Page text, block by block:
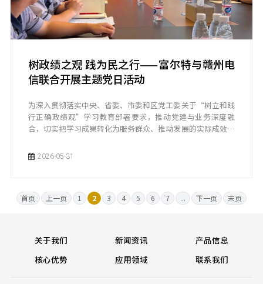
树政绩之观 践为民之行——富尔特与赣州电
信联合开展主题党日活动
为深入贯彻落实中央、省委、市委和区党工委关于“树立和践
行正确政绩观”学习教育部署要求，推动党建与业务深度融
合，切实把学习成果转化为服务群众、推动发展的实际成效，
党支部联合开展了“树政绩之观 践为民之行”主题党日活
2026-05-31
首页 上一页 1 2 3 4 5 6 7 ... 下一页 末页
关于我们 新闻资讯
产品信息
核心优势
应用领域 联系我们